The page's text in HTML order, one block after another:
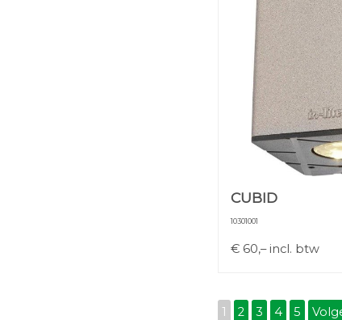
CUBID
10301001
€ 60,–incl. btw
1 2 3 4 5